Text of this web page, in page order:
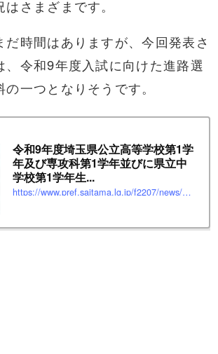
さまざまです。
だ時間はありますが、今回発表さ
、令和9年度入試に向けた進路選
一つとなりそうです。
令和9年度埼玉県公立高等学校第1学
年及び専攻科第1学年並びに県立中
学校第1学年生...
https://www.pref.saitama.lg.jp/f2207/news/page/news2026061601.html